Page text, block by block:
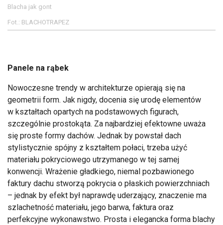
Blacha jak gont
Fot.: BLACHOTRAPEZ
Panele na rąbek
Nowoczesne trendy w architekturze opierają się na
geometrii form. Jak nigdy, docenia się urodę elementów
w kształtach opartych na podstawowych figurach,
szczególnie prostokąta. Za najbardziej efektowne uważa
się proste formy dachów. Jednak by powstał dach
stylistycznie spójny z kształtem połaci, trzeba użyć
materiału pokryciowego utrzymanego w tej samej
konwencji. Wrażenie gładkiego, niemal pozbawionego
faktury dachu stworzą pokrycia o płaskich powierzchniach
– jednak by efekt był naprawdę uderzający, znaczenie ma
szlachetność materiału, jego barwa, faktura oraz
perfekcyjne wykonawstwo. Prosta i elegancka forma blachy